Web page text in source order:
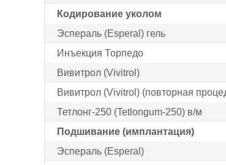
Кодирование уколом
Эспераль (Esperal) гель
Инъекция Торпедо
Вивитрол (Vivitrol)
Вивитрол (Vivitrol) (повторная
Тетлонг-250 (Tetlongum-250) в/м
Подшивание (имплантация)
Эспераль (Esperal)